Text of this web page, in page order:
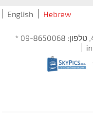
Hebrew
English
-- כתובת: נתניה - קיבוץ געש, ת.ד. 47, טלפון: 09-8650068 *